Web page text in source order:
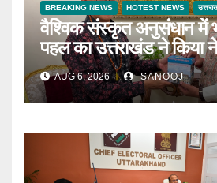
BREAKING NEWS HOTEST NEWS
वैश्विक संस्कृत अनुसंधान में
पहल का उत्तराखंड ने किया
AUG 6, 2026 SANOOJ